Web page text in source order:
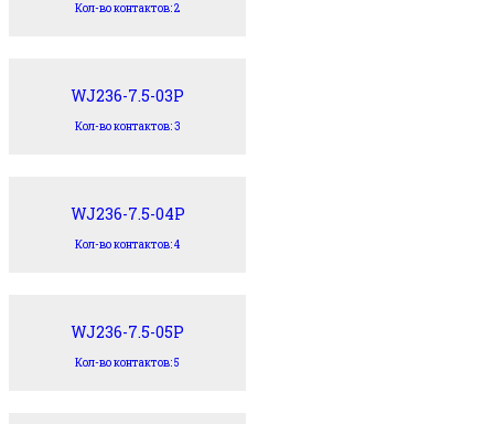
Кол-во контактов: 2
WJ236-7.5-03P
Кол-во контактов: 3
WJ236-7.5-04P
Кол-во контактов: 4
WJ236-7.5-05P
Кол-во контактов: 5